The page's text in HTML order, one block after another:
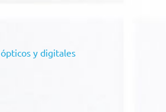
y digitales